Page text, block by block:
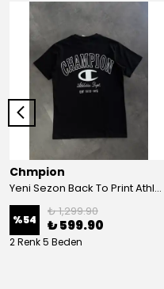
Chmpion
Yeni Sezon Back To Print Athletics Depth T-shirt
%54
₺ 1,299.90
₺ 599.90
2 Renk 5 Beden